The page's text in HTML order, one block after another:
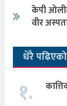
केपी
वीर
धेरै पढिएको
१.